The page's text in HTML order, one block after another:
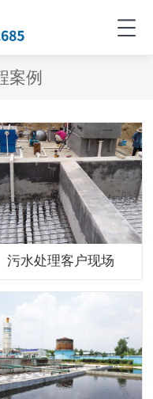
案例
污水处理客户现场